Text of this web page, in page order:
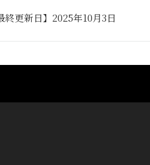
終更新日】2025年10月3日